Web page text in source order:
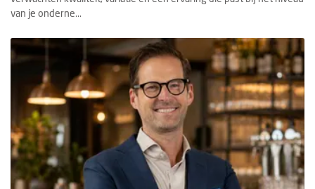
van je onderne...